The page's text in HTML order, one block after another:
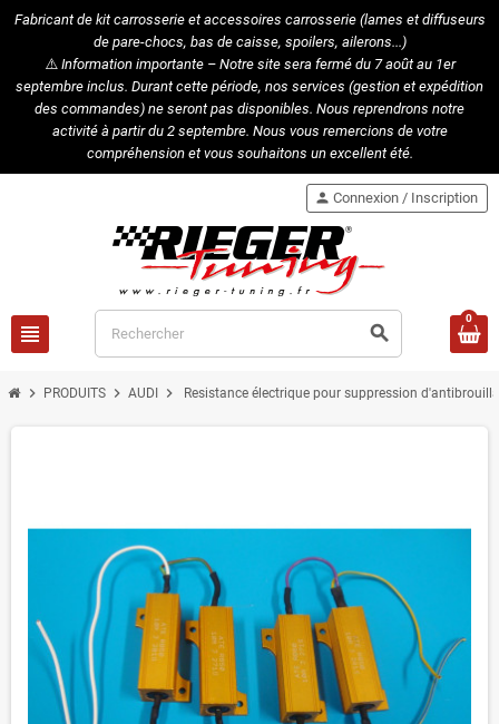
Fabricant de kit carrosserie et accessoires carrosserie (lames et diffuseurs
de pare-chocs, bas de caisse, spoilers, ailerons...)
⚠️Information importante – Notre site sera fermé du 7 août au 1er
septembre inclus. Durant cette période, nos services (gestion et expédition
des commandes) ne seront pas disponibles. Nous reprendrons notre
activité à partir du 2 septembre. Nous vous remercions de votre
compréhension et vous souhaitons un excellent été.
view_headline search
person Connexion / Inscription
0
chevron_right PRODUITS chevron_right AUDI chevron_right Resistance électrique pour suppression